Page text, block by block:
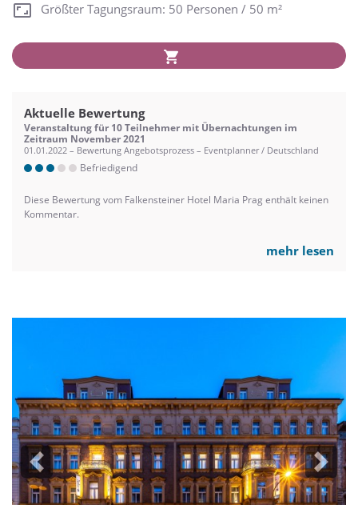
Größter Tagungsraum: 50 Personen / 50 m²
Aktuelle Bewertung
Veranstaltung für 10 Teilnehmer mit Übernachtungen im
Zeitraum November 2021
01.01.2022 – Bewertung Angebotsprozess – Eventplanner / Deutschland
Befriedigend
Diese Bewertung vom Falkensteiner Hotel Maria Prag enthält keinen
Kommentar.
mehr lesen
Previous Next